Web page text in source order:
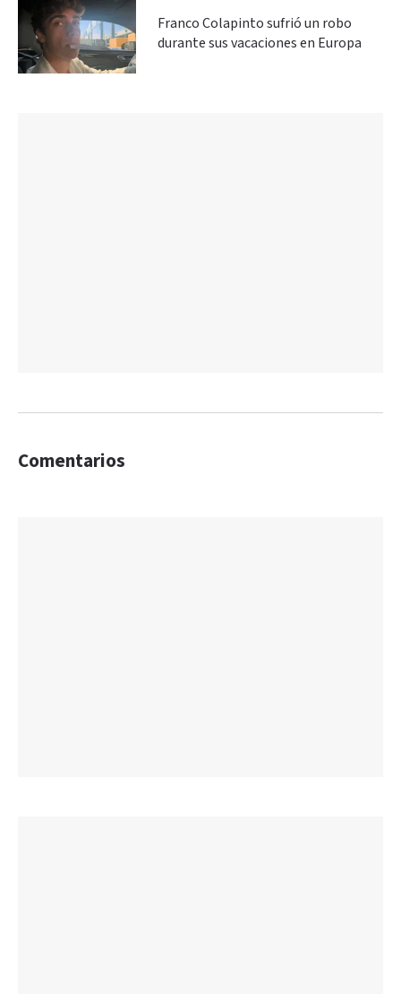
Franco Colapinto sufrió un robo
durante sus vacaciones en Europa
Comentarios